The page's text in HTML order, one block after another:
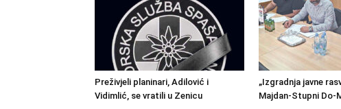
Preživjeli planinari, Adilović i
Vidimlić, se vratili u Zenicu
„Izgradnja javne
Majdan-Stupni Do-